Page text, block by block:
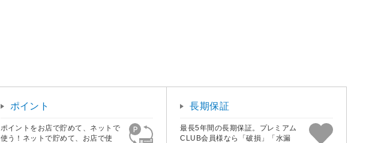
ポイント
ポイントをお店で貯めて、ネットで
使う！ネットで貯めて、お店で使
長期保証
最長5年間の長期保証。プレミアム
CLUB会員様なら「破損」「水漏